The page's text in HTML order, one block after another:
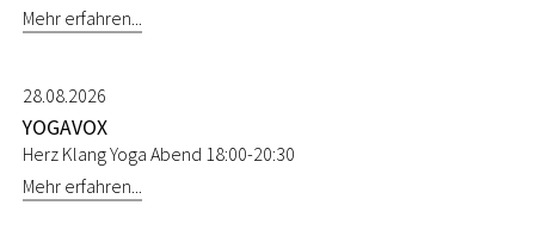
Mehr erfahren...
28.08.2026
YOGAVOX
Herz Klang Yoga Abend 18:00-20:30
Mehr erfahren...